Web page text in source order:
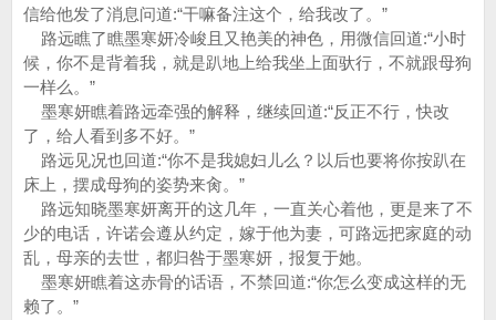
信给他发了消息问道:“干嘛备注这个，给我改了。”
路远瞧了瞧墨寒妍冷峻且又艳美的神色，用微信回道:“小时
候，你不是背着我，就是趴地上给我坐上面驮行，不就跟母狗
一样么。”
墨寒妍瞧着路远牵强的解释，继续回道:“反正不行，快改
了，给人看到多不好。”
路远见况也回道:“你不是我媳妇儿么？以后也要将你按趴在
床上，摆成母狗的姿势来肏。”
路远知晓墨寒妍离开的这几年，一直关心着他，更是来了不
少的电话，许诺会遵从约定，嫁于他为妻，可路远把家庭的动
乱，母亲的去世，都归咎于墨寒妍，报复于她。
墨寒妍瞧着这赤骨的话语，不禁回道:“你怎么变成这样的无
赖了。”